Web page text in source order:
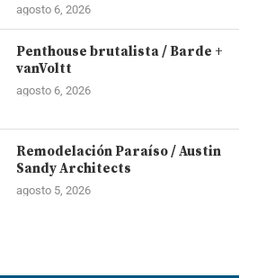
agosto 6, 2026
Penthouse brutalista / Barde +
vanVoltt
agosto 6, 2026
Remodelación Paraíso / Austin
Sandy Architects
agosto 5, 2026